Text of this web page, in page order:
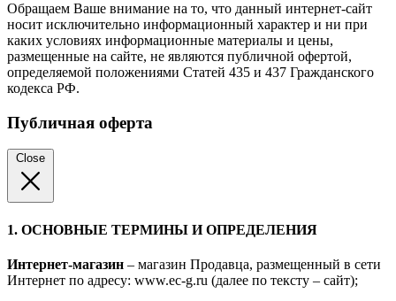
Обращаем Ваше внимание на то, что данный интернет-сайт
носит исключительно информационный характер и ни при
каких условиях информационные материалы и цены,
размещенные на сайте, не являются публичной офертой,
определяемой положениями Статей 435 и 437 Гражданского
кодекса РФ.
Публичная оферта
Close
1. ОСНОВНЫЕ ТЕРМИНЫ И ОПРЕДЕЛЕНИЯ
Интернет-магазин – магазин Продавца, размещенный в сети
Интернет по адресу: www.ec-g.ru (далее по тексту – сайт);